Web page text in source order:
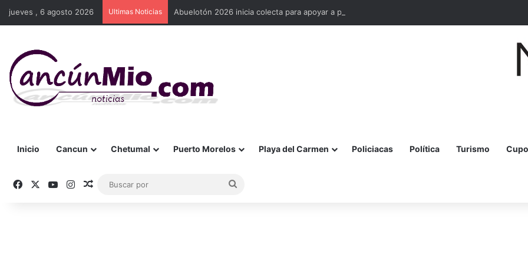
jueves , 6 agosto 2026 Ultimas Noticias Abuelotón 2026 inicia colecta para apoyar a personas adultas mayores en Cancún
Inicio Cancun Chetumal Puerto Morelos Playa del Carmen Policiacas Política Turismo
Facebook YouTubeInstagramPublicación al azar